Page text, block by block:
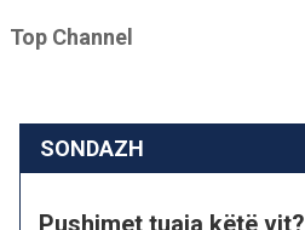
Top Channel
SONDAZH
Pushimet tuaja këtë vit?